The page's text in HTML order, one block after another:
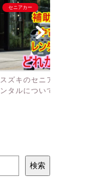
セニアカー
スズキのセニアカーの補助金、
ンタルについて徹底調査して...
検索